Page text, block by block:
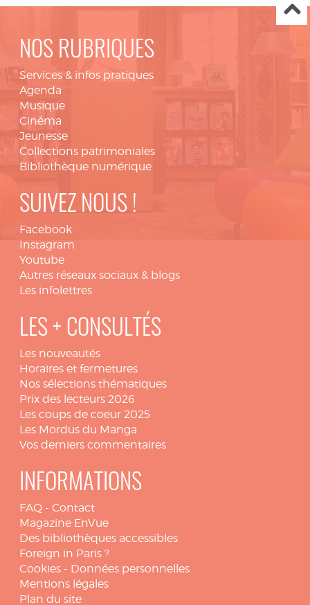
NOS RUBRIQUES
Services & infos pratiques
Agenda
Musique
Cinéma
Jeunesse
Collections patrimoniales
Bibliothèque numérique
SUIVEZ NOUS !
Facebook
Instagram
Youtube
Autres réseaux sociaux & blogs
Les infolettres
LES + CONSULTÉS
Les nouveautés
Horaires et fermetures
Nos sélections thématiques
Prix des lecteurs 2026
Les coups de coeur 2025
Les Mordus du Manga
Vos derniers commentaires
INFORMATIONS
FAQ - Contact
Magazine EnVue
Des bibliothèques accessibles
Foreign in Paris ?
Cookies - Données personnelles
Mentions légales
Plan du site